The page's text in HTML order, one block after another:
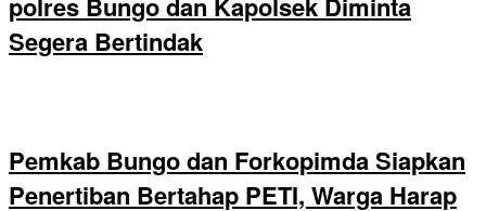
Segera Bertindak
Pemkab Bungo dan Forkopimda Siapkan
Penertiban Bertahap PETI, Warga Harap